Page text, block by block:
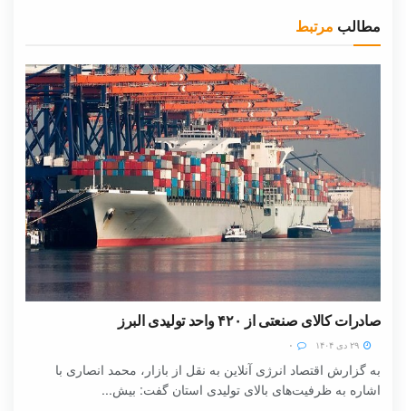
مطالب مرتبط
صادرات کالای صنعتی از ۴۲۰ واحد تولیدی البرز
به گزارش اقتصاد انرژی آنلاین به نقل از بازار، محمد انصاری با
اشاره به ظرفیت‌های بالای تولیدی استان گفت: بیش...